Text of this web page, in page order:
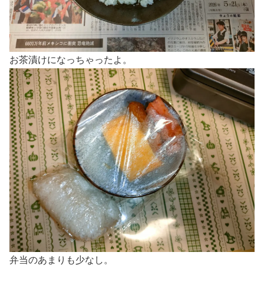
お茶漬けになっちゃったよ。
弁当のあまりも少なし。